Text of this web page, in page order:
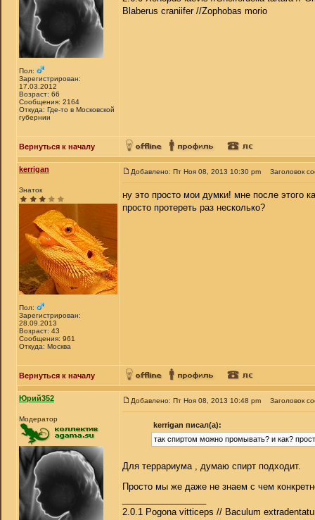
Пол:
Зарегистрирован:
17.03.2012
Возраст: 66
Сообщения: 2164
Откуда: Где-то в Московской
губернии
Blaberus craniifer //Zophobas morio
Вернуться к началу
kerrigan
Знаток
Пол:
Зарегистрирован:
28.09.2013
Возраст: 43
Сообщения: 961
Откуда: Москва
Добавлено: Пт Ноя 08, 2013 10:30 pm Заголовок
ну это просто мои думки! мне после этого
просто протереть раз несколько?
Вернуться к началу
Юрий352
Модератор
Добавлено: Пт Ноя 08, 2013 10:48 pm Заголовок
kerrigan писал(а):
так спиртом можно промывать? и как?
Для террариума , думаю спирт подходит.
Просто мы же даже не знаем с чем
2.0.1 Pogona vitticeps // Baculum